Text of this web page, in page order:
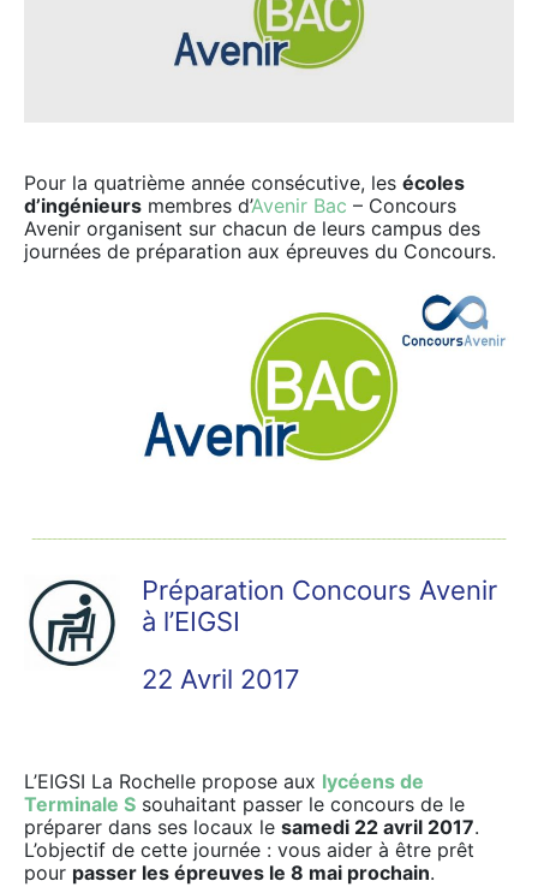
Pour la quatrième année consécutive, les écoles
d’ingénieurs membres d’Avenir Bac – Concours
Avenir organisent sur chacun de leurs campus des
journées de préparation aux épreuves du Concours.
Préparation Concours Avenir
à l’EIGSI
22 Avril 2017
L’EIGSI La Rochelle propose aux lycéens de
Terminale S souhaitant passer le concours de le
préparer dans ses locaux le samedi 22 avril 2017.
L’objectif de cette journée : vous aider à être prêt
pour passer les épreuves le 8 mai prochain.